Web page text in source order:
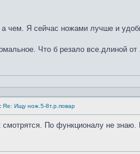
а чем. Я сейчас ножами лучше и
Что б резало все.длиной
Re: Ищу нож.5-8т.р.повар
смотрятся. По функционалу не